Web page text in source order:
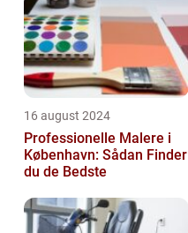
16 august 2024
Professionelle Malere i
København: Sådan Finder
du de Bedste